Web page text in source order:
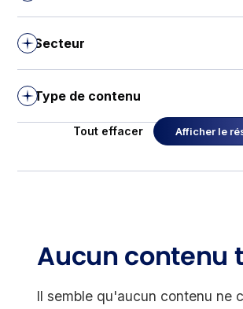
Secteur
Type de contenu
Tout effacer Afficher le
Aucun contenu
Il semble qu'aucun contenu ne